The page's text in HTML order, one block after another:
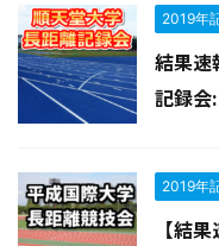
2019年
結果速
記録会
2019年
【結